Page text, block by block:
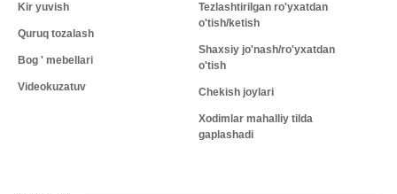
Kir yuvish
Quruq tozalash
Bog ' mebellari
Videokuzatuv
Tezlashtirilgan ro'yxatdan
o'tish/ketish
Shaxsiy jo'nash/ro'yxatdan
o'tish
Chekish joylari
Xodimlar mahalliy tilda
gaplashadi